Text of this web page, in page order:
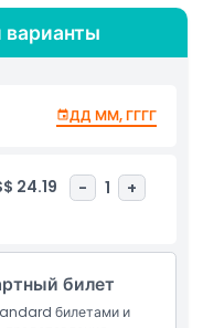
исследуя его
обычаями, яркими
традиций.
искусством и
с
танцами и
лучшее из
ДД ММ, ГГГГ
24.19 - 1 +
билет
билетами и